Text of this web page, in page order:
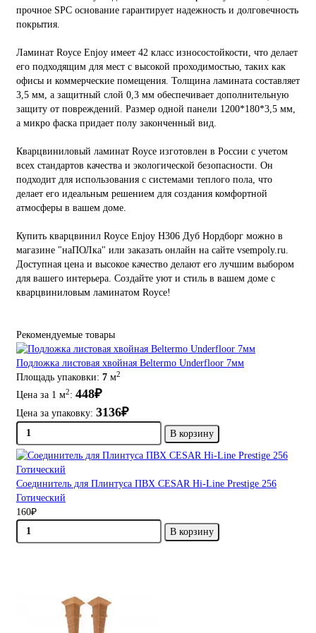
прочное SPC основание гарантирует надежность и долговечность
покрытия.
Ламинат Royce Enjoy имеет 42 класс износостойкости, что делает
его подходящим для мест с высокой проходимостью, таких как
офисы и коммерческие помещения. Толщина ламината составляет
3,5 мм, а защитный слой 0,3 мм обеспечивает дополнительную
защиту от повреждений. Размер одной панели 1200*180*3,5 мм,
а микро фаска придает полу законченный вид.
Кварцвиниловый ламинат Royce изготовлен в России с учетом
всех стандартов качества и экологической безопасности. Он
подходит для использования с системами теплого пола, что
делает его идеальным решением для создания комфортной
атмосферы в вашем доме.
Купить кварцвинил Royce Enjoy Н306 Дуб Нордборг можно в
магазине "наПОЛка" или заказать онлайн на сайте vsempoly.ru.
Доступная цена и высокое качество делают его лучшим выбором
для вашего интерьера. Создайте уют и стиль в вашем доме с
кварцвиниловым ламинатом Royce!
Рекомендуемые товары
Подложка листовая хвойная Beltermo Underfloor 7мм
Площадь упаковки: 7 м2
Цена за 1 м2: 448₽
Цена за упаковку: 3136₽
В корзину
Соединитель для Плинтуса ПВХ CESAR Hi-Line Prestige 256
Готический
160₽
В корзину